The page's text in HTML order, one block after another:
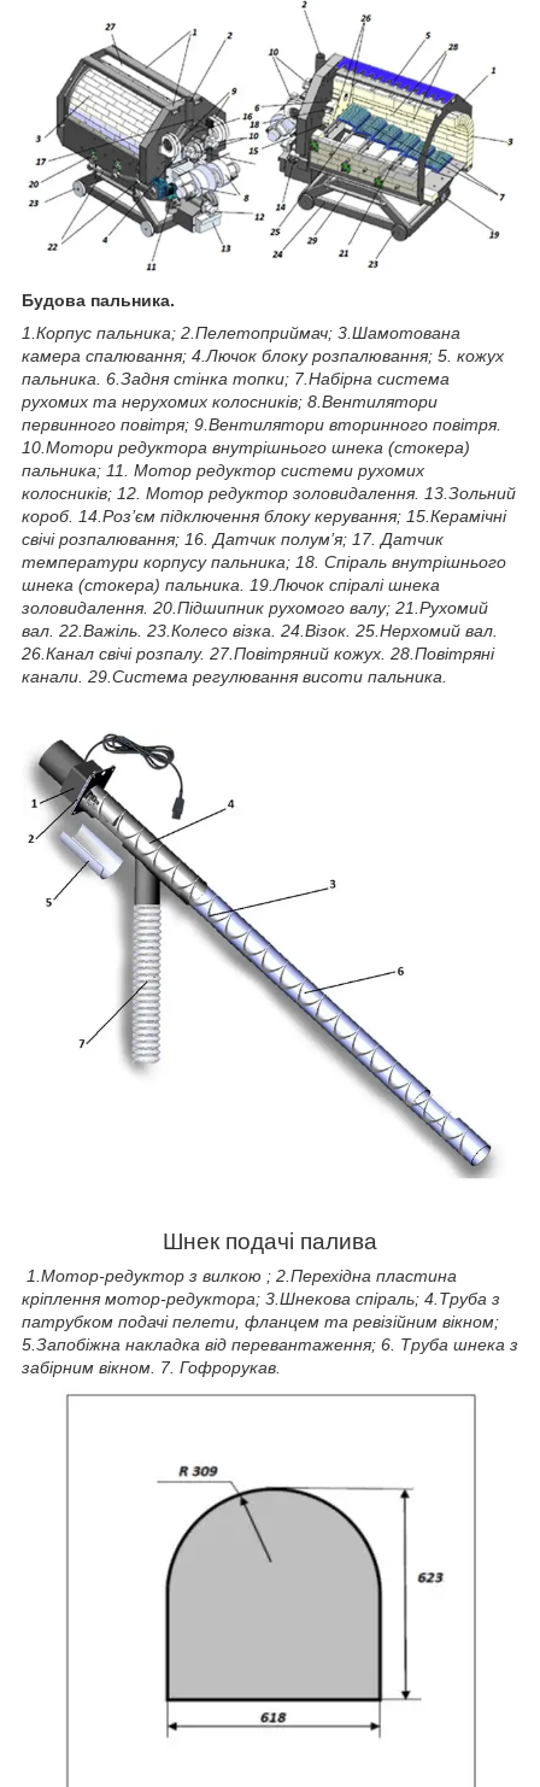
Будова пальника.
1.Корпус пальника; 2.Пелетоприймач; 3.Шамотована
камера спалювання; 4.Лючок блоку розпалювання; 5. кожух
пальника. 6.Задня стінка топки; 7.Набірна система
рухомих та нерухомих колосників; 8.Вентилятори
первинного повітря; 9.Вентилятори вторинного повітря.
10.Мотори редуктора внутрішнього шнека (стокера)
пальника; 11. Мотор редуктор системи рухомих
колосників; 12. Мотор редуктор золовидалення. 13.Зольний
короб. 14.Роз’єм підключення блоку керування; 15.Керамічні
свічі розпалювання; 16. Датчик полум’я; 17. Датчик
температури корпусу пальника; 18. Спіраль внутрішнього
шнека (стокера) пальника. 19.Лючок спіралі шнека
золовидалення. 20.Підшипник рухомого валу; 21.Рухомий
вал. 22.Важіль. 23.Колесо візка. 24.Візок. 25.Нерхомий вал.
26.Канал свічі розпалу. 27.Повітряний кожух. 28.Повітряні
канали. 29.Система регулювання висоти пальника.
Шнек подачі палива
1.Мотор-редуктор з вилкою ; 2.Перехідна пластина
кріплення мотор-редуктора; 3.Шнекова спіраль; 4.Труба з
патрубком подачі пелети, фланцем та ревізійним вікном;
5.Запобіжна накладка від перевантаження; 6. Труба шнека з
забірним вікном. 7. Гофрорукав.